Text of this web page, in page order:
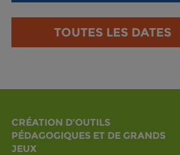
TOUTES LES DATES
CRÉATION D’OUTILS
PÉDAGOGIQUES ET DE GRANDS
JEUX